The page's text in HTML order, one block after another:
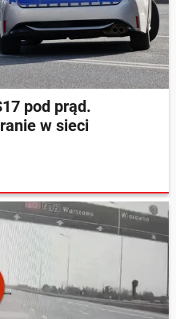
pod prąd.
w sieci